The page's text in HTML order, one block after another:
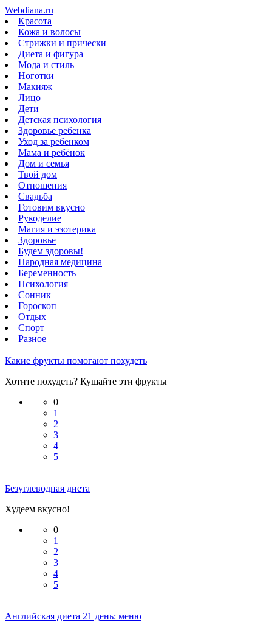
Webdiana.ru
Красота
Кожа и волосы
Стрижки и прически
Диета и фигура
Мода и стиль
Ноготки
Макияж
Лицо
Дети
Детская психология
Здоровье ребенка
Уход за ребенком
Мама и ребёнок
Дом и семья
Твой дом
Отношения
Свадьба
Готовим вкусно
Рукоделие
Магия и эзотерика
Здоровье
Будем здоровы!
Народная медицина
Беременность
Психология
Сонник
Гороскоп
Отдых
Спорт
Разное
Какие фрукты помогают похудеть
Хотите похудеть? Кушайте эти фрукты
0
1
2
3
4
5
Безуглеводная диета
Худеем вкусно!
0
1
2
3
4
5
Английская диета 21 день: меню